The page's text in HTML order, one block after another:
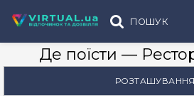
ПОШУК
Де поїсти —
РОЗТАШУВАННЯ